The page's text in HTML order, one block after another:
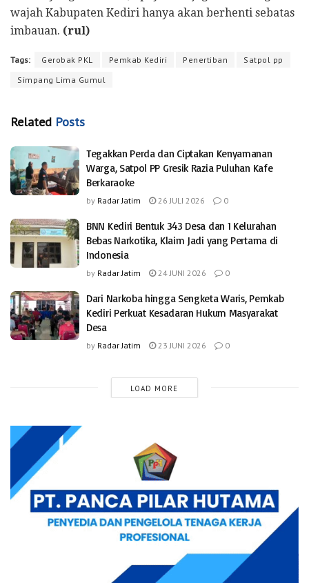
wajah Kabupaten Kediri hanya akan berhenti sebatas
imbauan. (rul)
Tags: Gerobak PKL Pemkab Kediri Penertiban
Satpol pp
Simpang Lima Gumul
Related Posts
Tegakkan Perda dan Ciptakan Kenyamanan
Warga, Satpol PP Gresik Razia Puluhan Kafe
Berkaraoke
by Radar Jatim 26 JULI 2026 0
BNN Kediri Bentuk 343 Desa dan 1 Kelurahan
Bebas Narkotika, Klaim Jadi yang Pertama di
Indonesia
by Radar Jatim 24 JUNI 2026 0
Dari Narkoba hingga Sengketa Waris, Pemkab
Kediri Perkuat Kesadaran Hukum Masyarakat
Desa
by Radar Jatim 23 JUNI 2026 0
LOAD MORE